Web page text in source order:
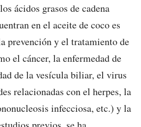
ácidos grasos de cadena
en el aceite de coco es
prevención y el tratamiento de
el cáncer, la enfermedad de
de la vesícula biliar, el virus
relacionadas con el herpes, la
infecciosa, etc.) y la